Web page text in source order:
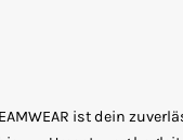
ist dein